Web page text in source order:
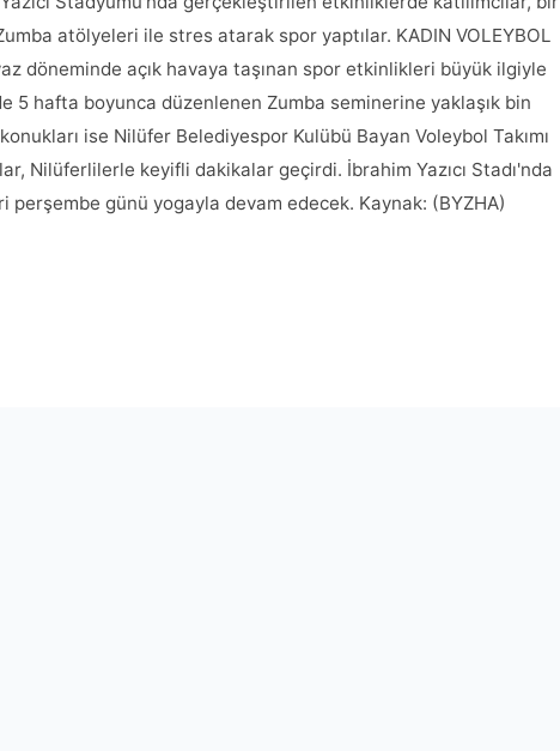
atölyeleri ile stres atarak spor yaptılar. KADIN VOLEYBOL
döneminde açık havaya taşınan spor etkinlikleri büyük ilgiyle
5 hafta boyunca düzenlenen Zumba seminerine yaklaşık bin
ise Nilüfer Belediyespor Kulübü Bayan Voleybol Takımı
Nilüferlilerle keyifli dakikalar geçirdi. İbrahim Yazıcı Stadı'nda
günü yogayla devam edecek. Kaynak: (BYZHA)